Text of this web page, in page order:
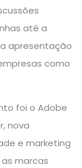
até a
apresentação
como
foi o Adobe
, nova
e marketing
marcas